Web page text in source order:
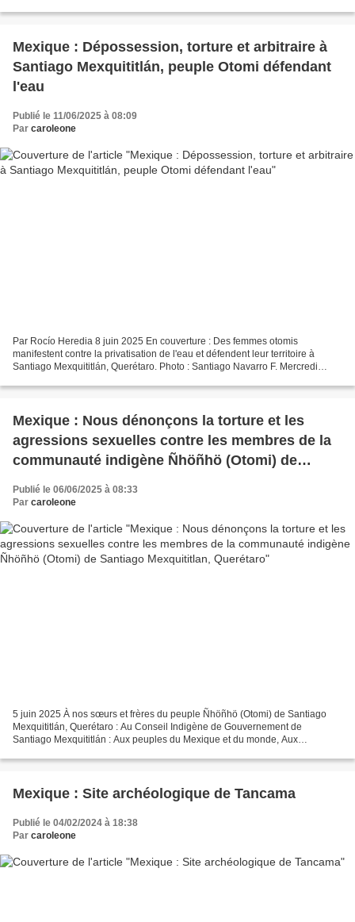
Mexique : Dépossession, torture et arbitraire à
Santiago Mexquititlán, peuple Otomi défendant
l'eau
Publié le 11/06/2025 à 08:09
Par caroleone
Par Rocío Heredia 8 juin 2025 En couverture : Des femmes otomis
manifestent contre la privatisation de l'eau et défendent leur territoire à
Santiago Mexquititlán, Querétaro. Photo : Santiago Navarro F. Mercredi
Mexique : Nous dénonçons la torture et les
agressions sexuelles contre les membres de la
communauté indigène Ñhöñhö (Otomi) de
Publié le 06/06/2025 à 08:33
Par caroleone
5 juin 2025 À nos sœurs et frères du peuple Ñhöñhö (Otomi) de Santiago
Mexquititlán, Querétaro : Au Conseil Indigène de Gouvernement de
Santiago Mexquititlán : Aux peuples du Mexique et du monde, Aux
Mexique : Site archéologique de Tancama
Publié le 04/02/2024 à 18:38
Par caroleone